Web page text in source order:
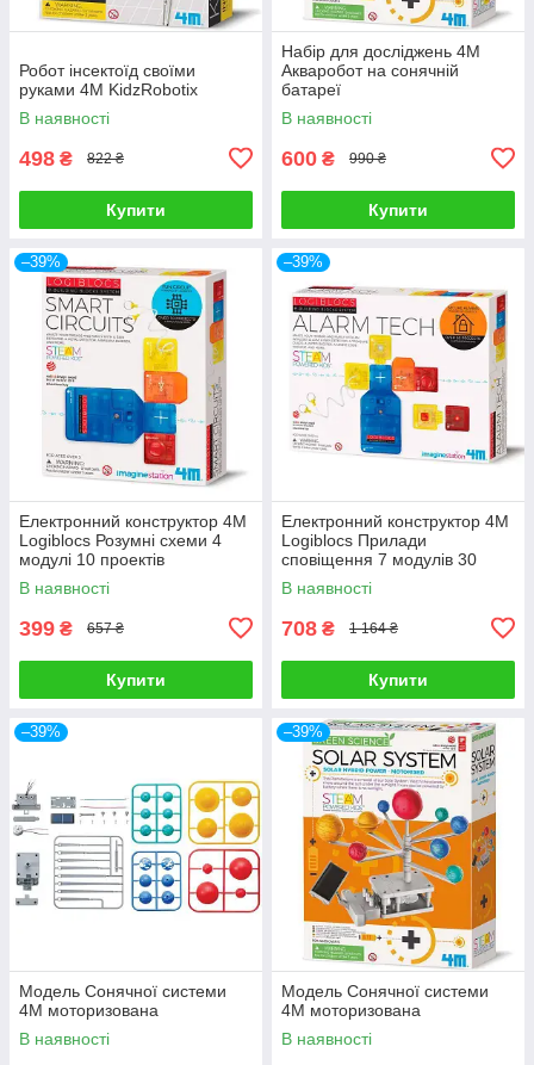
Робот інсектоїд своїми
руками 4M KidzRobotix
В наявності
498 ₴ 822 ₴
Купити
Набір для досліджень 4М
Акваробот на сонячній
батареї
В наявності
600 ₴ 990 ₴
Купити
–39%
Електронний конструктор 4M
Logiblocs Розумні схеми 4
модулі 10 проектів
В наявності
399 ₴ 657 ₴
Купити
–39%
Електронний конструктор 4M
Logiblocs Прилади
сповіщення 7 модулів 30
проектів
В наявності
708 ₴ 1 164 ₴
Купити
–39%
Модель Сонячної системи
4M моторизована
В наявності
–39%
Модель Сонячної системи
4M моторизована
В наявності